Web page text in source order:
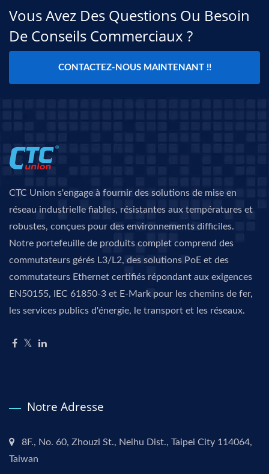
Vous Avez Des Questions Ou Besoin
De Conseils Commerciaux ?
CONTACTEZ-NOUS MAINTENANT !!
CTC Union s'engage à fournir des solutions de mise en
réseau industrielle fiables, résistantes aux températures et
robustes, conçues pour des environnements difficiles.
Notre portefeuille de produits complet comprend des
commutateurs gérés L3/L2, des solutions PoE et des
commutateurs Ethernet certifiés répondant aux exigences
EN50155, IEC 61850-3 et E-Mark pour les chemins de fer,
les services publics d'énergie, le transport et les réseaux.
Notre Adresse
8F., No. 60, Zhouzi St., Neihu Dist., Taipei City 114064,
Taiwan